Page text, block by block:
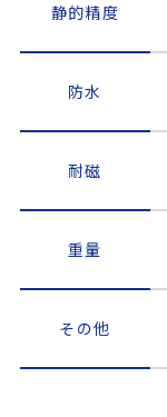
静的精度
防水
耐磁
重量
その他